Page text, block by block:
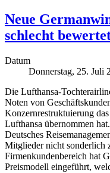
Neue
schlecht
Datum
Donnerstag, 25. Juli
Die Lufthansa-
Noten von
Konzernrestruktuierung
Lufthansa übernommen
Deutsches
Mitglieder nicht sonderlich
Firmenkundenbereich hat
Preismodell eingeführt,